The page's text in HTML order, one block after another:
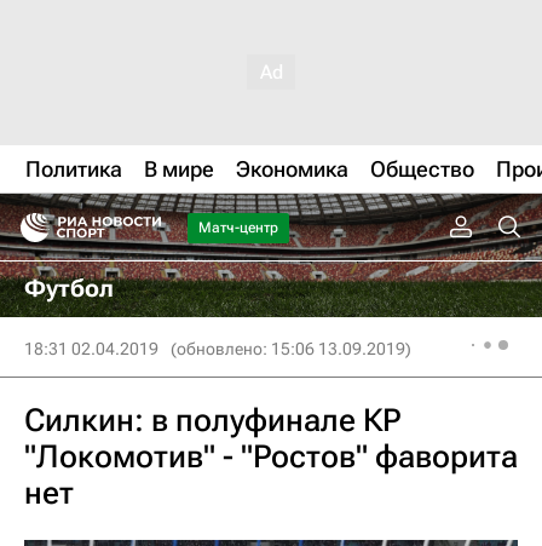
Политика В мире Экономика Общество
Матч-центр
Футбол
18:31 02.04.2019 (обновлено: 15:06 13.09.2019)
Силкин: в полуфинале КР
"Локомотив" - "Ростов" фаворита
нет